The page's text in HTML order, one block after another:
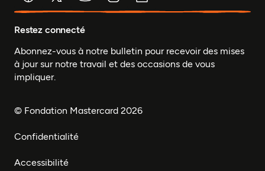
Restez connecté
Abonnez-vous à notre bulletin pour recevoir des mises
à jour sur notre travail et des occasions de vous
impliquer.
© Fondation Mastercard 2026
Confidentialité
Accessibilité